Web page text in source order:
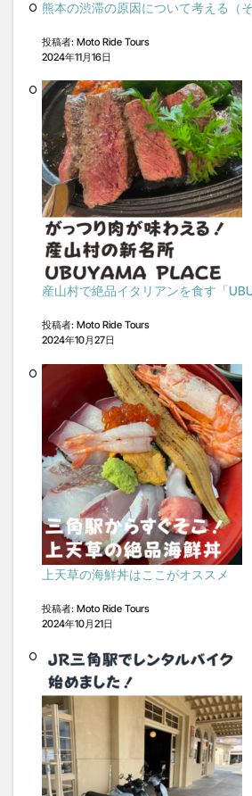
熊本の渋滞の原因について考える（そ
投稿者: Moto Ride Tours
2024年11月16日
産山村で絶品イタリアンを食す「
投稿者: Moto Ride Tours
2024年10月27日
上天草の海鮮丼はここがオススメ
投稿者: Moto Ride Tours
2024年10月21日